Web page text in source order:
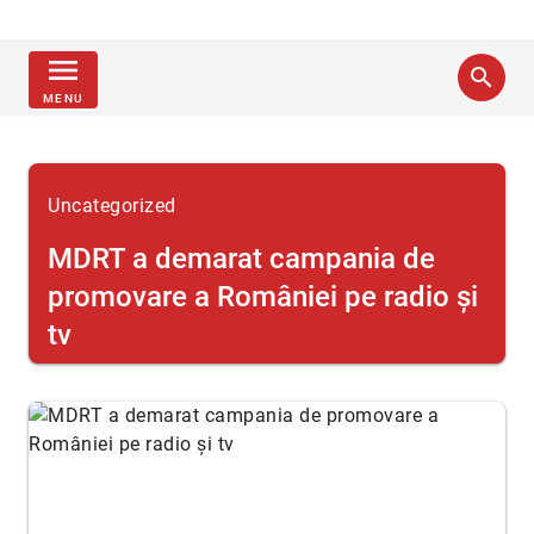
menu
MENU
search
Uncategorized
MDRT a demarat campania de
promovare a României pe radio şi
tv